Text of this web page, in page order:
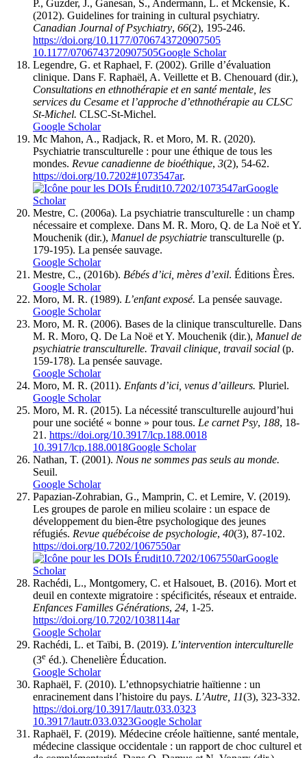
P., Guzder, J., Ganesan, S., Andermann, L. et Mckensie, K.
(2012). Guidelines for training in cultural psychiatry.
Canadian Journal of Psychiatry, 66(2), 195-246.
https://doi.org/10.1177/0706743720907505
10.1177/0706743720907505Google Scholar
Legendre, G. et Raphael, F. (2002). Grille d’évaluation
clinique. Dans F. Raphaël, A. Veillette et B. Chenouard (dir.),
Consultations en ethnothérapie et en santé mentale, les
services du Cesame et l’approche d’ethnothérapie au CLSC
St-Michel. CLSC-St-Michel.
Google Scholar
Mc Mahon, A., Radjack, R. et Moro, M. R. (2020).
Psychiatrie transculturelle : pour une éthique de tous les
mondes. Revue canadienne de bioéthique, 3(2), 54-62.
https://doi.org/10.7202#1073547ar.
10.7202/1073547arGoogle
Scholar
Mestre, C. (2006a). La psychiatrie transculturelle : un champ
nécessaire et complexe. Dans M. R. Moro, Q. de La Noë et Y.
Mouchenik (dir.), Manuel de psychiatrie transculturelle (p.
179-195). La pensée sauvage.
Google Scholar
Mestre, C., (2016b). Bébés d’ici, mères d’exil. Éditions Ères.
Google Scholar
Moro, M. R. (1989). L’enfant exposé. La pensée sauvage.
Google Scholar
Moro, M. R. (2006). Bases de la clinique transculturelle. Dans
M. R. Moro, Q. De La Noë et Y. Mouchenik (dir.), Manuel de
psychiatrie transculturelle. Travail clinique, travail social (p.
159-178). La pensée sauvage.
Google Scholar
Moro, M. R. (2011). Enfants d’ici, venus d’ailleurs. Pluriel.
Google Scholar
Moro, M. R. (2015). La nécessité transculturelle aujourd’hui
pour une société « bonne » pour tous. Le carnet Psy, 188, 18-
21. https://doi.org/10.3917/lcp.188.0018
10.3917/lcp.188.0018Google Scholar
Nathan, T. (2001). Nous ne sommes pas seuls au monde.
Seuil.
Google Scholar
Papazian-Zohrabian, G., Mamprin, C. et Lemire, V. (2019).
Les groupes de parole en milieu scolaire : un espace de
développement du bien-être psychologique des jeunes
réfugiés. Revue québécoise de psychologie, 40(3), 87-102.
https://doi.org/10.7202/1067550ar
10.7202/1067550arGoogle
Scholar
Rachédi, L., Montgomery, C. et Halsouet, B. (2016). Mort et
deuil en contexte migratoire : spécificités, réseaux et entraide.
Enfances Familles Générations, 24, 1-25.
https://doi.org/10.7202/1038114ar
Google Scholar
Rachédi, L. et Taïbi, B. (2019). L’intervention interculturelle
(3e éd.). Chenelière Éducation.
Google Scholar
Raphaël, F. (2010). L’ethnopsychiatrie haïtienne : un
enracinement dans l’histoire du pays. L’Autre, 11(3), 323-332.
https://doi.org/10.3917/lautr.033.0323
10.3917/lautr.033.0323Google Scholar
Raphaël, F. (2019). Médecine créole haïtienne, santé mentale,
médecine classique occidentale : un rapport de choc culturel et